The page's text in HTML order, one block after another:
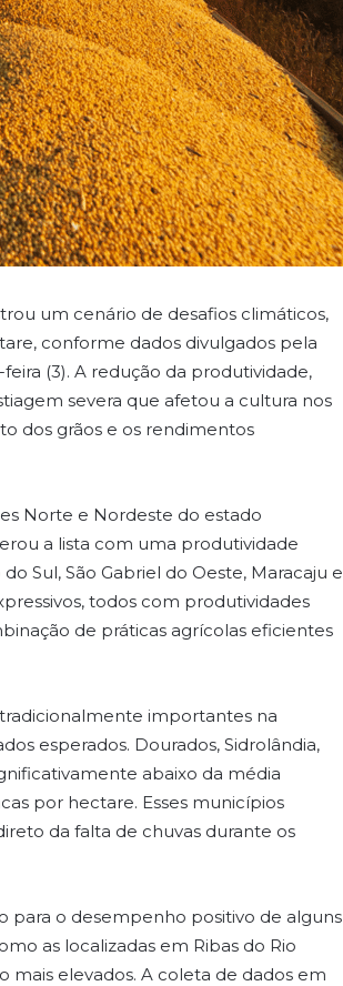
um cenário de desafios climáticos,
conforme dados divulgados pela
(3). A redução da produtividade,
severa que afetou a cultura nos
dos grãos e os rendimentos
Norte e Nordeste do estado
a lista com uma produtividade
Sul, São Gabriel do Oeste, Maracaju e
todos com produtividades
de práticas agrícolas eficientes
importantes na
esperados. Dourados, Sidrolândia,
abaixo da média
por hectare. Esses municípios
da falta de chuvas durante os
para o desempenho positivo de alguns
as localizadas em Ribas do Rio
mais elevados. A coleta de dados em